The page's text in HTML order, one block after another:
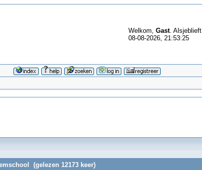
Welkom, Gast. Alsjeblieft
08-08-2026, 21:53:25
(gelezen 12173 keer)